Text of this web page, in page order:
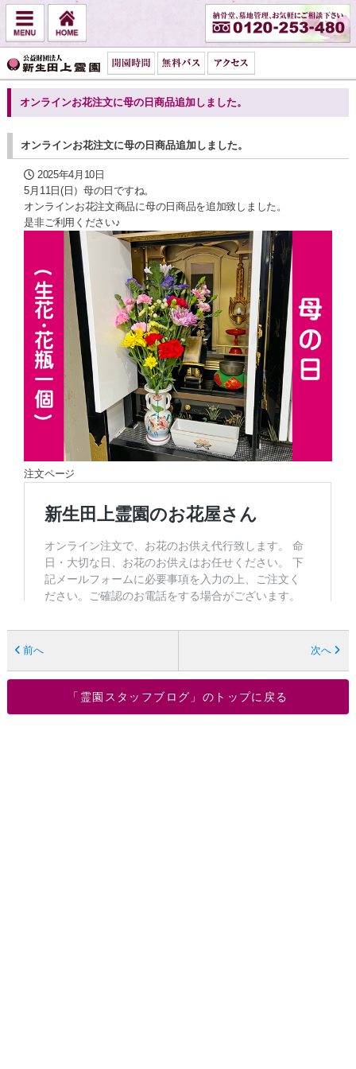
オンラインお花注文に母の日商品追加しました。
オンラインお花注文に母の日商品追加しました。
2025年4月10日
5月11日(日）母の日ですね。
オンラインお花注文商品に母の日商品を追加致しました。
是非ご利用ください♪
注文ページ
前へ 次へ
「霊園スタッフブログ」のトップに戻る